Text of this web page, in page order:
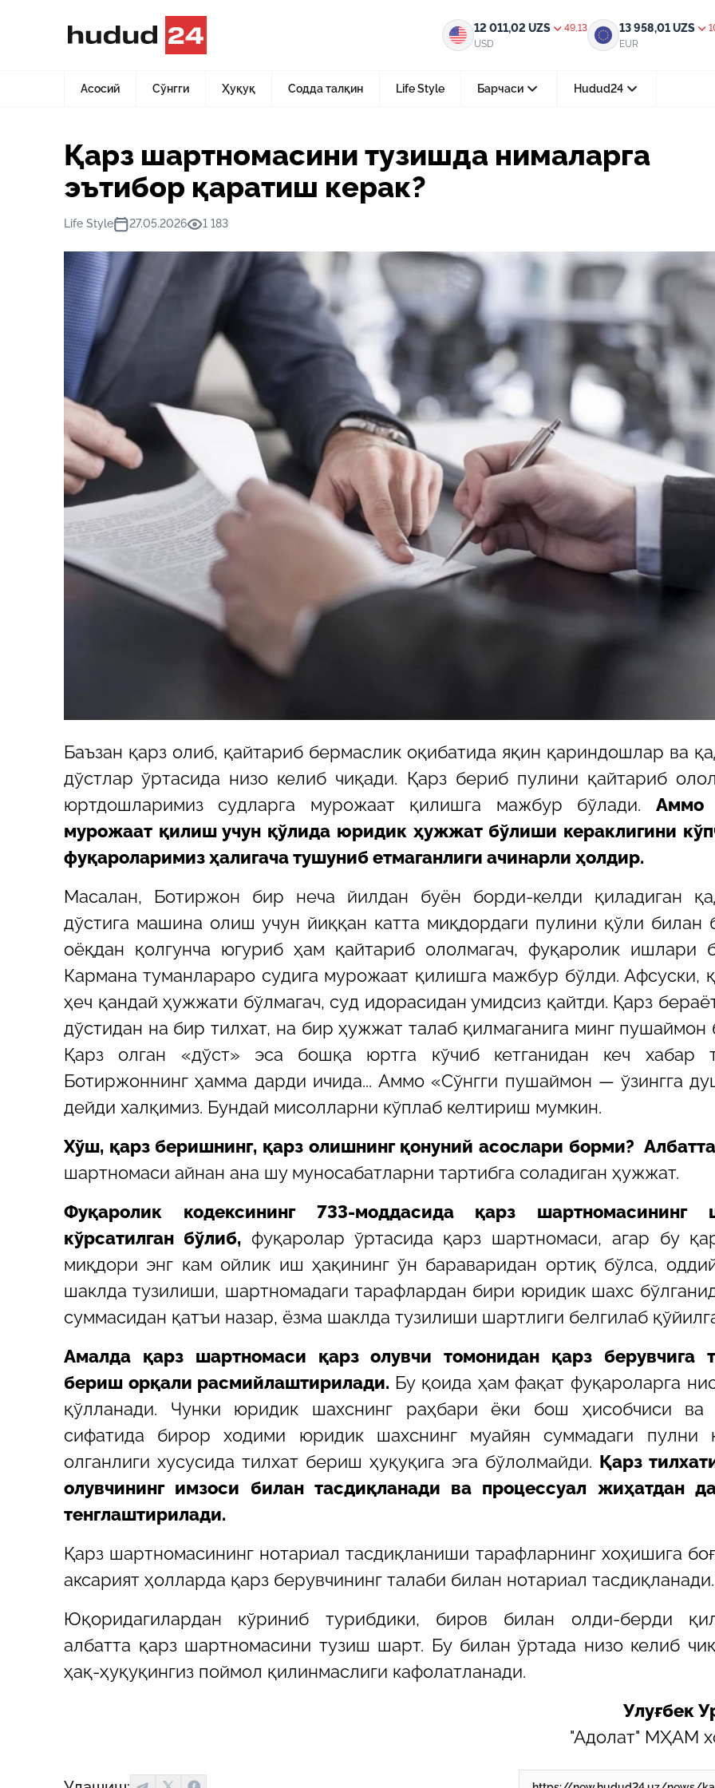
12 011,02 UZS
49,13
USD
13 958,01UZS
EUR
Асосий Сўнгги Ҳуқуқ Содда талқин Life Style Барчаси Hudud24
05-август 2026, 04:36
Электрон обуна: ҳуқуқий
тез ва қулай йўл
15-июл 2026, 05:11
Ҳуқуқий билимларни
форматда ўрганиш имконияти
29-июн 2026, 10:29
Халқ билан очиқ мулоқот —
манфаатларига хизмат қилувчи
давлат бошқарувининг муҳим
25-июн 2026, 11:04
Электрон обуна: ҳуқуқий
тез ва қулай йўл
23-июн 2026, 10:05
Хусусий боғчада 5 ой ишлаб
чиқиш мумкинми?
Янгиликлар Қарз шартномасини тузишда нималарга эътибор қаратиш керак?
Қарз шартномасини тузишда нималарга
эътибор қаратиш керак?
Life Style 27.05.2026 1 183
Баъзан қарз олиб, қайтариб бермаслик оқибатида яқин қариндошлар ва
дўстлар ўртасида низо келиб чиқади. Қарз бериб пулини қайтариб
юртдошларимиз судларга мурожаат қилишга мажбур бўлади. Аммо
мурожаат қилиш учун қўлида юридик ҳужжат бўлиши кераклигини
фуқароларимиз ҳалигача тушуниб етмаганлиги ачинарли ҳолдир.
Масалан, Ботиржон бир неча йилдан буён борди-келди қиладиган
дўстига машина олиш учун йиққан катта миқдордаги пулини қўли билан
оёқдан қолгунча югуриб ҳам қайтариб ололмагач, фуқаролик ишлари
Кармана туманлараро судига мурожаат қилишга мажбур бўлди. Афсуски,
ҳеч қандай ҳужжати бўлмагач, суд идорасидан умидсиз қайтди. Қарз
дўстидан на бир тилхат, на бир ҳужжат талаб қилмаганига минг пушаймон
Қарз олган «дўст» эса бошқа юртга кўчиб кетганидан кеч хабар
Ботиржоннинг ҳамма дарди ичида... Аммо «Сўнгги пушаймон — ўзингга
дейди халқимиз. Бундай мисолларни кўплаб келтириш мумкин.
Хўш, қарз беришнинг, қарз олишнинг қонуний асослари борми?
шартномаси айнан ана шу муносабатларни тартибга соладиган ҳужжат.
Фуқаролик кодексининг 733-моддасида қарз шартномасининг
кўрсатилган бўлиб,фуқаролар ўртасида қарз шартномаси, агар бу
миқдори энг кам ойлик иш ҳақининг ўн бараваридан ортиқ бўлса,
шаклда тузилиши, шартномадаги тарафлардан бири юридик шахс
суммасидан қатъи назар, ёзма шаклда тузилиши шартлиги белгилаб
Амалда қарз шартномаси қарз олувчи томонидан қарз берувчига
бериш орқали расмийлаштирилади. Бу қоида ҳам фақат фуқароларга
қўлланади. Чунки юридик шахснинг раҳбари ёки бош ҳисобчиси ва
сифатида бирор ходими юридик шахснинг муайян суммадаги пулни
олганлиги хусусида тилхат бериш ҳуқуқига эга бўлолмайди. Қарз
олувчининг имзоси билан тасдиқланади ва процессуал жиҳатдан
тенглаштирилади.
Қарз шартномасининг нотариал тасдиқланиши тарафларнинг хоҳишига
аксарият ҳолларда қарз берувчининг талаби билан нотариал тасдиқланади.
Юқоридагилардан кўриниб турибдики, биров билан олди-берди
албатта қарз шартномасини тузиш шарт. Бу билан ўртада низо келиб
ҳақ-ҳуқуқингиз поймол қилинмаслиги кафолатланади.
Улуғбек
"Адолат" МҲАМ